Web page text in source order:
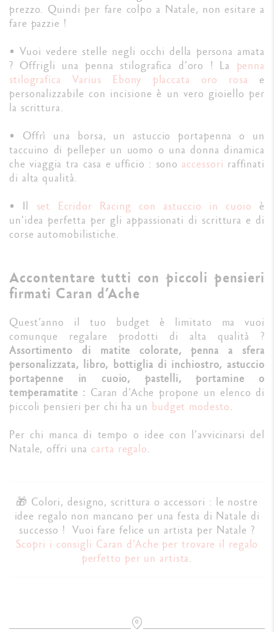
prezzo. Quindi per fare colpo a Natale, non esitare a
fare pazzie !
• Vuoi vedere stelle negli occhi della persona amata
? Offrigli una penna stilografica d’oro ! La penna
stilografica Varius Ebony placcata oro rosa e
personalizzabile con incisione è un vero gioiello per
la scrittura.
• Offrì una borsa, un astuccio portapenna o un
taccuino di pelleper un uomo o una donna dinamica
che viaggia tra casa e ufficio : sono accessori raffinati
di alta qualità.
• Il set Ecridor Racing con astuccio in cuoio è
un'idea perfetta per gli appassionati di scrittura e di
corse automobilistiche.
Accontentare tutti con piccoli pensieri
firmati Caran d’Ache
Quest’anno il tuo budget è limitato ma vuoi
comunque regalare prodotti di alta qualità ?
Assortimento di matite colorate, penna a sfera
personalizzata, libro, bottiglia di inchiostro, astuccio
portapenne in cuoio, pastelli, portamine o
temperamatite : Caran d’Ache propone un elenco di
piccoli pensieri per chi ha un budget modesto.
Per chi manca di tempo o idee con l’avvicinarsi del
Natale, offri una carta regalo.
🎁 Colori, designo, scrittura o accessori : le nostre
idee regalo non mancano per una festa di Natale di
successo ! Vuoi fare felice un artista per Natale ?
Scopri i consigli Caran d’Ache per trovare il regalo
perfetto per un artista.